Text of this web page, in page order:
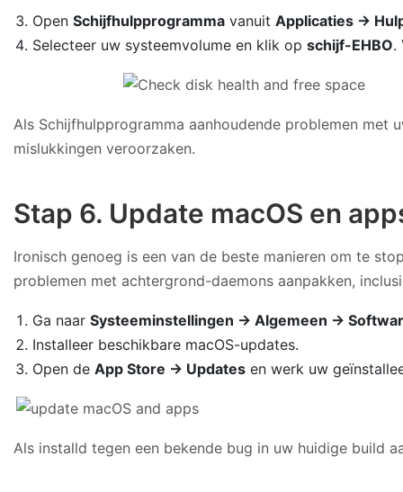
OpenSchijfhulpprogramma vanuitApplicaties →
Selecteer uw systeemvolume en klik opschijf-EHBO.
Als Schijfhulpprogramma aanhoudende problemen
mislukkingen veroorzaken.
Stap 6. Update macOS en
Ironisch genoeg is een van de beste manieren om te
problemen met achtergrond-daemons aanpakken,
Ga naarSysteeminstellingen → Algemeen →
Installeer beschikbare macOS-updates.
Open deApp Store → Updates en werk uw
Als installd tegen een bekende bug in uw huidige build